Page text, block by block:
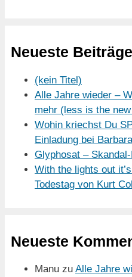
Neueste Beiträge
(kein Titel)
Alle Jahre wieder –
mehr (less is the
Wohin kriechst Du
Einladung bei
Glyphosat –
With the lights out
Todestag von Kurt
Neueste
Manu zu Alle Jahre